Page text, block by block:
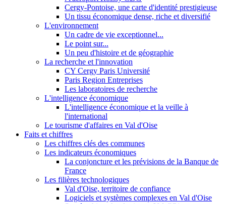
Cergy-Pontoise, une carte d'identité prestigieuse
Un tissu économique dense, riche et diversifié
L'environnement
Un cadre de vie exceptionnel...
Le point sur...
Un peu d'histoire et de géographie
La recherche et l'innovation
CY Cergy Paris Université
Paris Region Entreprises
Les laboratoires de recherche
L'intelligence économique
L'intelligence économique et la veille à
l'international
Le tourisme d'affaires en Val d'Oise
Faits et chiffres
Les chiffres clés des communes
Les indicateurs économiques
La conjoncture et les prévisions de la Banque de
France
Les filières technologiques
Val d'Oise, territoire de confiance
Logiciels et systèmes complexes en Val d'Oise